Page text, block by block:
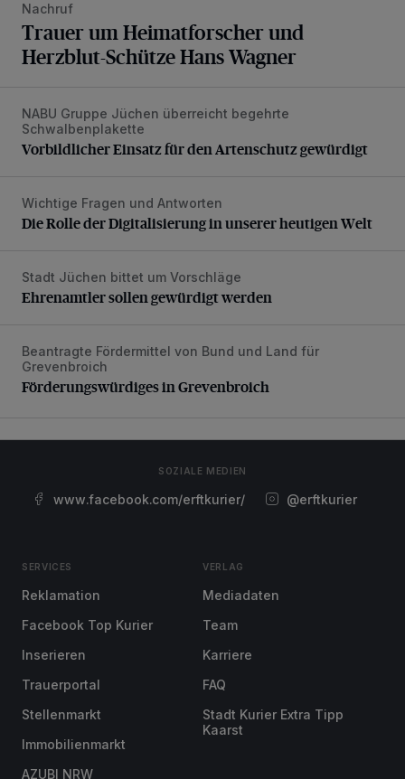
Nachruf
Trauer um Heimatforscher und
Herzblut-Schütze Hans Wagner
Vorbildlicher Einsatz für den Artenschutz gewürdigt
NABU Gruppe Jüchen überreicht begehrte
Schwalbenplakette
Vorbildlicher Einsatz für den Artenschutz gewürdigt
Die Rolle der Digitalisierung in unserer heutigen Welt
Wichtige Fragen und Antworten
Die Rolle der Digitalisierung in unserer heutigen Welt
Ehrenamtler sollen gewürdigt werden
Stadt Jüchen bittet um Vorschläge
Ehrenamtler sollen gewürdigt werden
Förderungswürdiges in Grevenbroich
Beantragte Fördermittel von Bund und Land für
Grevenbroich
Förderungswürdiges in Grevenbroich
SOZIALE MEDIEN
www.facebook.com/erftkurier/ @erftkurier
SERVICES
Reklamation
Facebook Top Kurier
Inserieren
Trauerportal
Stellenmarkt
Immobilienmarkt
AZUBI NRW
VERLAG
Mediadaten
Team
Karriere
FAQ
Stadt Kurier Extra Tipp
Kaarst